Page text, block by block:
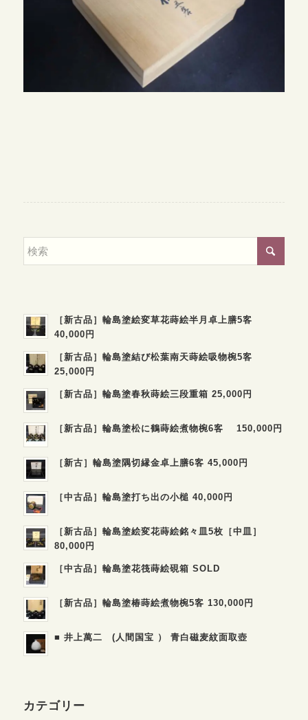
［新古品］輪島塗絵変草花蒔絵半月卓上膳5客
40,000円
［新古品］輪島塗結び松葉南天蒔絵吸物椀5客
25,000円
［新古品］輪島塗春秋蒔絵三段重箱 25,000円
［新古品］輪島塗松に鶴蒔絵煮物椀6客 150,000円
［新古］輪島塗隅切縁金卓上膳6客 45,000円
［中古品］輪島塗打ち出の小槌 40,000円
［新古品］輪島塗絵変花蒔絵銘々皿5枚［中皿］
80,000円
［中古品］輪島塗花筏蒔絵硯箱 SOLD
［新古品］輪島塗椿蒔絵煮物椀5客 130,000円
■ 井上萬二 (人間国宝 ） 青白磁麦紋面取壺
カテゴリー